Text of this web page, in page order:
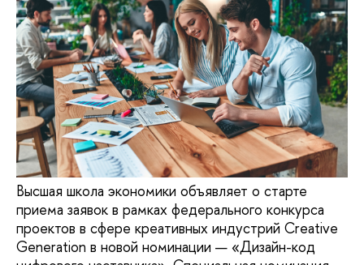
Высшая школа экономики объявляет о старте
приема заявок в рамках федерального конкурса
проектов в сфере креативных индустрий Creative
Generation в новой номинации — «Дизайн-код